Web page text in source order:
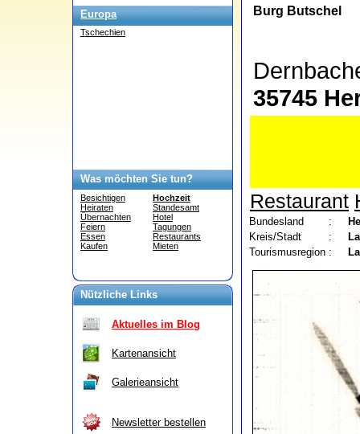
Europa
Tschechien
Was möchten Sie tun?
Besichtigen
Heiraten
Übernachten
Feiern
Essen
Kaufen
Hochzeit
Standesamt
Hotel
Tagungen
Restaurants
Mieten
Nützliche Links
Aktuelles im Blog
Kartenansicht
Galerieansicht
Newsletter bestellen
Burg Butschel
35745
Restaurant
Bundesland :
Kreis/Stadt
:
Tourismusregion :